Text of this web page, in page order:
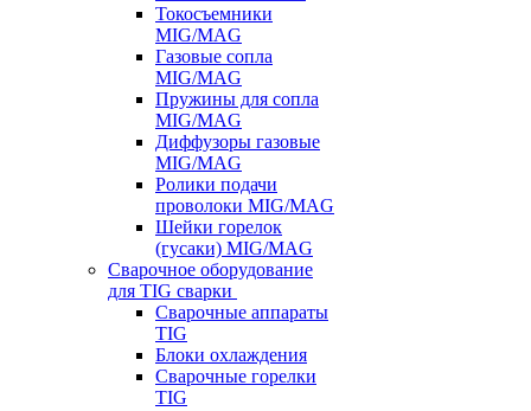
Токосъемники
MIG/MAG
Газовые сопла
MIG/MAG
Пружины для сопла
MIG/MAG
Диффузоры газовые
MIG/MAG
Ролики подачи
проволоки MIG/MAG
Шейки горелок
(гусаки) MIG/MAG
Сварочное оборудование
для TIG сварки
Сварочные аппараты
TIG
Блоки охлаждения
Сварочные горелки
TIG